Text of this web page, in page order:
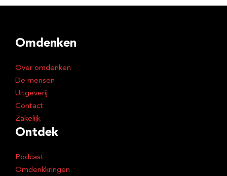
Omdenken
Over omdenken
De mensen
Uitgeverij
Contact
Zakelijk
Ontdek
Podcast
Omdenkkringen